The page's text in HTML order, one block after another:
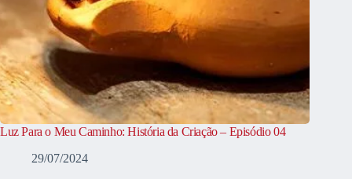
Luz Para o Meu Caminho: História da Criação – Episódio 04
29/07/2024